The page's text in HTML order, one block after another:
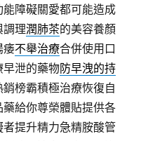
能障礙關愛都可能造成
調理潤肺茶的美容養顏
痿不舉治療合併使用口
早泄的藥物防早洩的持
榜霸積極治療恢復自
給你尊榮體貼提供各
提升精力急精胺酸管